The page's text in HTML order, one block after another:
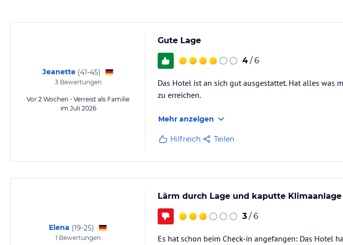
Jeanette (41-45)
3Bewertungen
Vor 2 Wochen • Verreist als Familie
im Juli 2026
Gute Lage
4 / 6
Das Hotel ist an sich gut ausgestattet. Hat alles was
zu erreichen.
Mehr anzeigen
Hilfreich Teilen
Elena (19-25)
1 Bewertungen
Lärm durch Lage und kaputte
3 / 6
Es hat schon beim Check-in angefangen: Das Hotel